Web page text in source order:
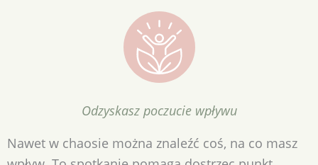
Odzyskasz poczucie wpływu
Nawet w chaosie można znaleźć coś, na co masz